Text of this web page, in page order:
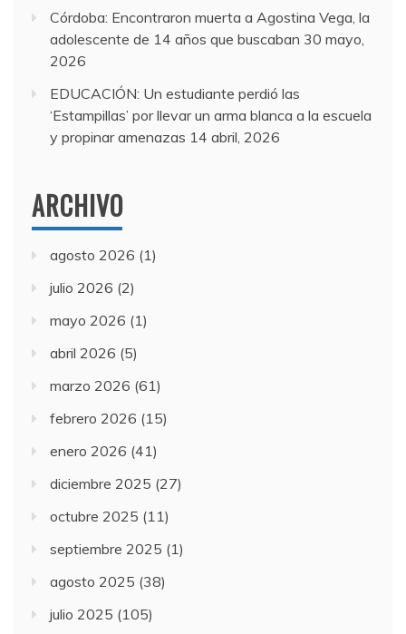
Córdoba: Encontraron muerta a Agostina Vega, la
adolescente de 14 años que buscaban 30 mayo,
2026
EDUCACIÓN: Un estudiante perdió las
‘Estampillas’ por llevar un arma blanca a la escuela
y propinar amenazas 14 abril, 2026
ARCHIVO
agosto 2026 (1)
julio 2026 (2)
mayo 2026 (1)
abril 2026 (5)
marzo 2026 (61)
febrero 2026 (15)
enero 2026 (41)
diciembre 2025 (27)
octubre 2025 (11)
septiembre 2025 (1)
agosto 2025 (38)
julio 2025 (105)